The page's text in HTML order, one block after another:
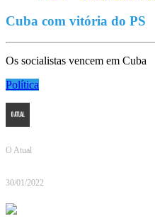
Cuba com vitória do PS
Os socialistas vencem em Cuba
Política
O Atual
30/01/2022